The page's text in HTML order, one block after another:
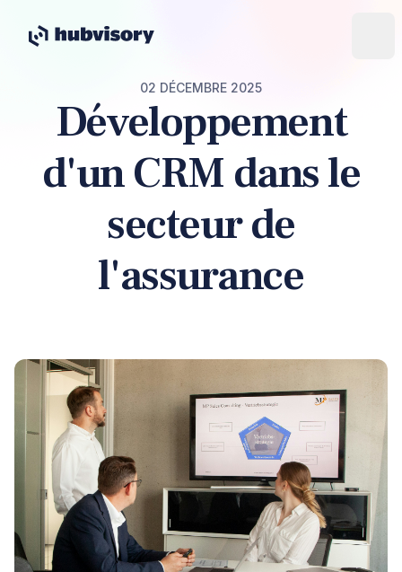
02 DÉCEMBRE 2025
Développement
d'un CRM dans le
secteur de
l'assurance